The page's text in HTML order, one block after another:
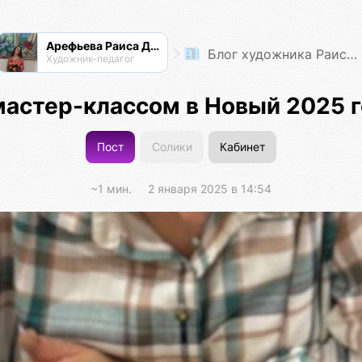
Арефьева Раиса Дмитриевна
Художник-педагог Блог художника Раисы Арефьевой
классом в Новый 2025
Пост Солики Кабинет
~1 мин. 2 января 2025 в 14:54